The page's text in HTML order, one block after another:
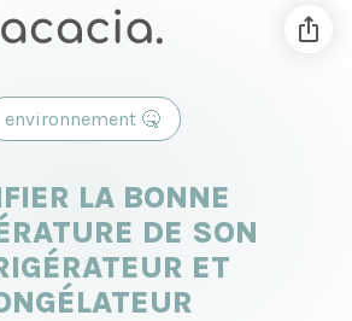
environnement 🤒
LA BONNE
DE SON
ET